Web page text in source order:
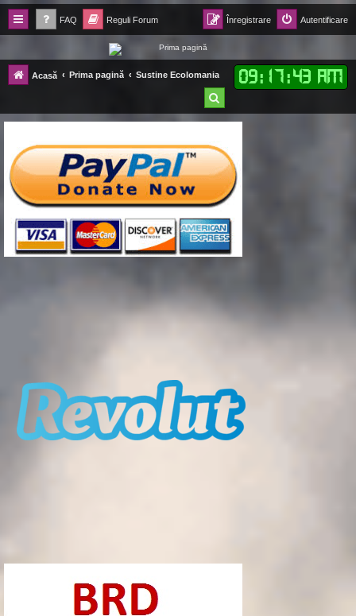
FAQ Reguli Forum Autentificare
Înregistrare
Forum Ecolomania™®
-= Idei pentru viitor =-
Acasă Prima pagină Sustine Ecolomania 09: 17:44 AM
t
a
e